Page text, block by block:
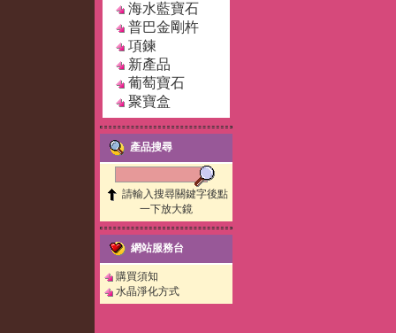
海水藍寶石
普巴金剛杵
項鍊
新產品
葡萄寶石
聚寶盒
產品搜尋
請輸入搜尋關鍵字後點
一下放大鏡
網站服務台
購買須知
水晶淨化方式